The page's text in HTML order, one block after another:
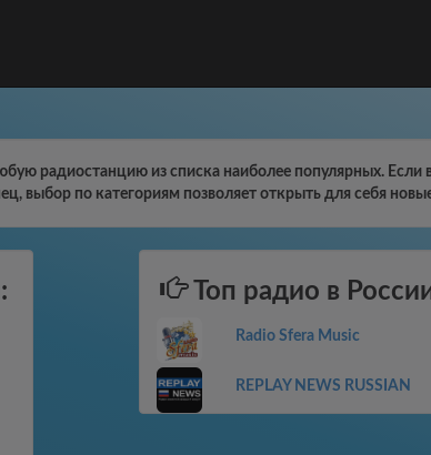
радиостанцию из списка наиболее популярных.
выбор по категориям позволяет открыть для себя
Топ радио в
Radio Sfera Music
REPLAY NEWS RUSSIAN